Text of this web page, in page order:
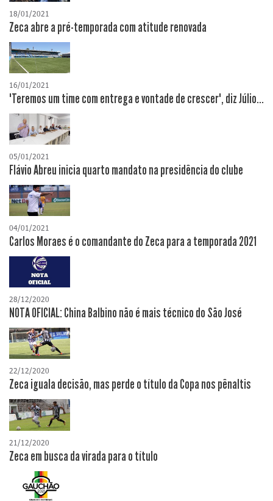
18/01/2021
Zeca abre a pré-temporada com atitude renovada
16/01/2021
"Teremos um time com entrega e vontade de crescer", diz Júlio...
05/01/2021
Flávio Abreu inicia quarto mandato na presidência do clube
04/01/2021
Carlos Moraes é o comandante do Zeca para a temporada 2021
28/12/2020
NOTA OFICIAL: China Balbino não é mais técnico do São José
22/12/2020
Zeca iguala decisão, mas perde o título da Copa nos pênaltis
21/12/2020
Zeca em busca da virada para o título